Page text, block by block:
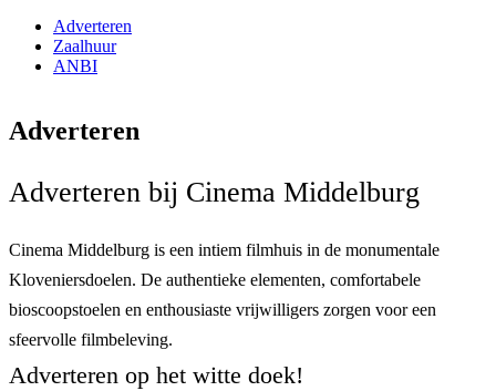
Adverteren
Zaalhuur
ANBI
Adverteren
Adverteren bij Cinema Middelburg
Cinema Middelburg is een intiem filmhuis in de monumentale
Kloveniersdoelen. De authentieke elementen, comfortabele
bioscoopstoelen en enthousiaste vrijwilligers zorgen voor een
sfeervolle filmbeleving.
Adverteren op het witte doek!